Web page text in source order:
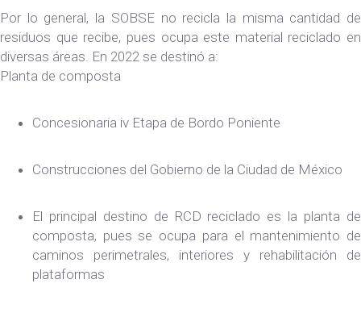
Por lo general, la SOBSE no recicla la misma cantidad de
residuos que recibe, pues ocupa este material reciclado en
diversas áreas. En 2022 se destinó a:
Planta de composta
Concesionaria iv Etapa de Bordo Poniente
Construcciones del Gobierno de la Ciudad de México
El principal destino de RCD reciclado es la planta de
composta, pues se ocupa para el mantenimiento de
caminos perimetrales, interiores y rehabilitación de
plataformas